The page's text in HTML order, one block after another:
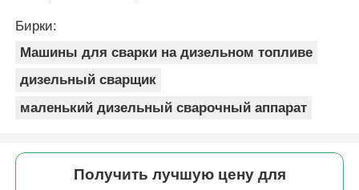
Бирки:
Машины для сварки на дизельном топливе
дизельный сварщик
маленький дизельный сварочный аппарат
Получить лучшую цену для